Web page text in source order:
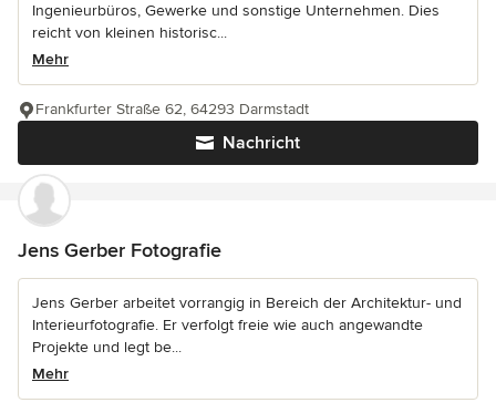
Ingenieurbüros, Gewerke und sonstige Unternehmen. Dies
reicht von kleinen historisc...
Mehr
Nachricht
Frankfurter Straße 62, 64293 Darmstadt
Jens Gerber Fotografie
Jens Gerber arbeitet vorrangig in Bereich der Architektur- und
Interieurfotografie. Er verfolgt freie wie auch angewandte
Projekte und legt be...
Mehr